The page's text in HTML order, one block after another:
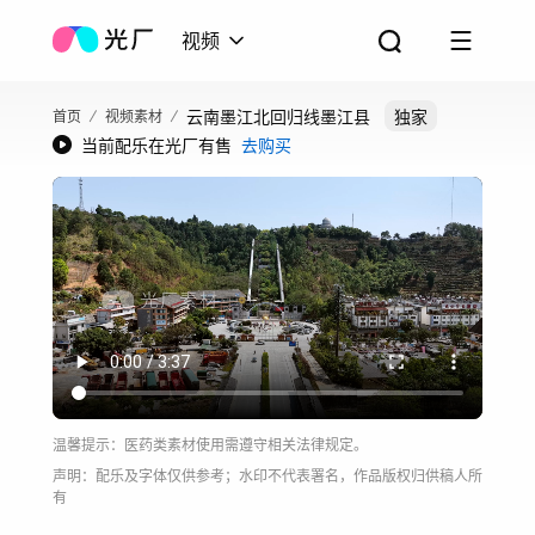
视频
首页 视频素材 云南墨江北回归线墨江县
独家
当前配乐在光厂有售 去购买
温馨提示：医药类素材使用需遵守相关法律规定。
声明：配乐及字体仅供参考；水印不代表署名，作品版权归供稿人所
有